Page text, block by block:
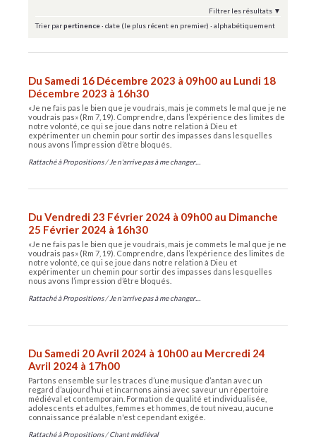
Filtrer les résultats
Trier parpertinence· date (le plus récent en premier) · alphabétiquement
Du Samedi 16 Décembre 2023 à 09h00 au Lundi 18
Décembre 2023 à 16h30
«Je ne fais pas le bien que je voudrais, mais je commets le mal que je ne
voudrais pas» (Rm 7, 19). Comprendre, dans l’expérience des limites de
notre volonté, ce qui se joue dans notre relation à Dieu et
expérimenter un chemin pour sortir des impasses dans lesquelles
nous avons l’impression d’être bloqués.
Rattaché à Propositions /Je n'arrive pas à me changer…
Du Vendredi 23 Février 2024 à 09h00 au Dimanche
25 Février 2024 à 16h30
«Je ne fais pas le bien que je voudrais, mais je commets le mal que je ne
voudrais pas» (Rm 7, 19). Comprendre, dans l’expérience des limites de
notre volonté, ce qui se joue dans notre relation à Dieu et
expérimenter un chemin pour sortir des impasses dans lesquelles
nous avons l’impression d’être bloqués.
Rattaché à Propositions /Je n'arrive pas à me changer…
Du Samedi 20 Avril 2024 à 10h00 au Mercredi 24
Avril 2024 à 17h00
Partons ensemble sur les traces d’une musique d’antan avec un
regard d’aujourd’hui et incarnons ainsi avec saveur un répertoire
médiéval et contemporain. Formation de qualité et individualisée,
adolescents et adultes, femmes et hommes, de tout niveau, aucune
connaissance préalable n'est cependant exigée.
Rattaché à Propositions /Chant médiéval